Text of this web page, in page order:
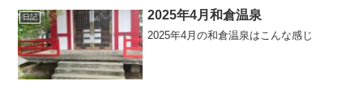
日記 2025年4月和倉温泉
2025年4月の和倉温泉はこんな感じ